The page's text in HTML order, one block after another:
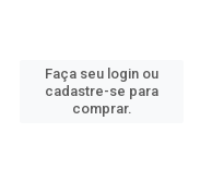
Faça seu login ou
cadastre-se para
comprar.